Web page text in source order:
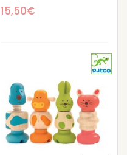
15,50€